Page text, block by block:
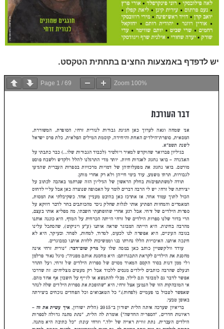
יש לדפדף באמצעות החצים בתחתית הטקסט.
Page 1 / 69 Zoom 100%